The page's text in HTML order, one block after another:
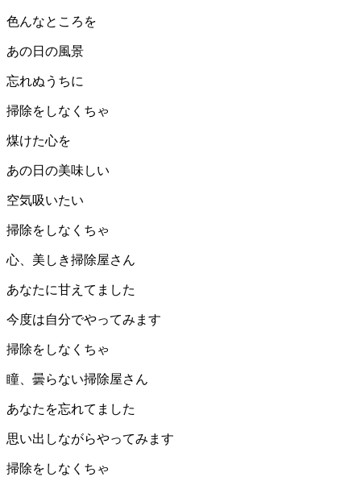
色んなところを
あの日の風景
忘れぬうちに
掃除をしなくちゃ
煤けた心を
あの日の美味しい
空気吸いたい
掃除をしなくちゃ
心、美しき掃除屋さん
あなたに甘えてました
今度は自分でやってみます
掃除をしなくちゃ
瞳、曇らない掃除屋さん
あなたを忘れてました
思い出しながらやってみます
掃除をしなくちゃ